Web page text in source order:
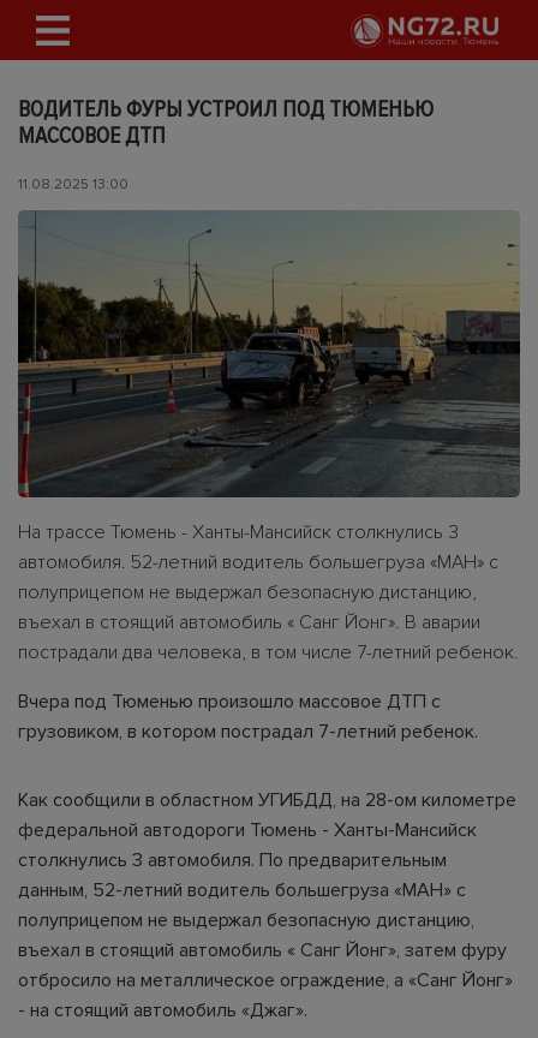
ВОДИТЕЛЬ ФУРЫ УСТРОИЛ ПОД ТЮМЕНЬЮ
МАССОВОЕ ДТП
11.08.2025 13:00
На трассе Тюмень - Ханты-Мансийск столкнулись 3
автомобиля. 52-летний водитель большегруза «МАН» с
полуприцепом не выдержал безопасную дистанцию,
въехал в стоящий автомобиль « Санг Йонг». В аварии
пострадали два человека, в том числе 7-летний ребенок.
Вчера под Тюменью произошло массовое ДТП с
грузовиком, в котором пострадал 7-летний ребенок.
Как сообщили в областном УГИБДД, на 28-ом километре
федеральной автодороги Тюмень - Ханты-Мансийск
столкнулись 3 автомобиля. По предварительным
данным, 52-летний водитель большегруза «МАН» с
полуприцепом не выдержал безопасную дистанцию,
въехал в стоящий автомобиль « Санг Йонг», затем фуру
отбросило на металлическое ограждение, а «Санг Йонг»
- на стоящий автомобиль «Джаг».